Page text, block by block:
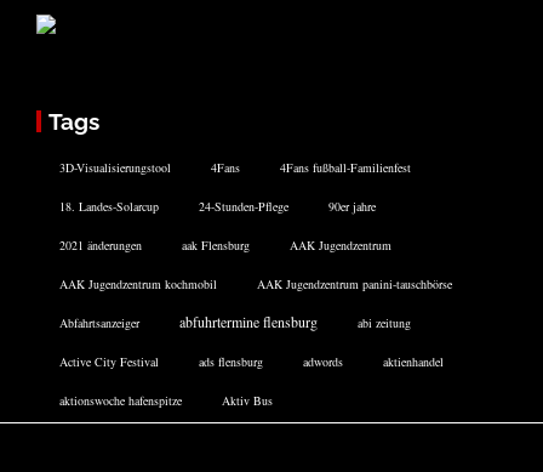
Tags
3D-Visualisierungstool 4Fans 4Fans fußball-Familienfest
18. Landes-Solarcup 24-Stunden-Pflege 90er jahre
2021 änderungen aak Flensburg AAK Jugendzentrum
AAK Jugendzentrum kochmobil AAK Jugendzentrum panini-tauschbörse
Abfahrtsanzeiger abfuhrtermine flensburg abi zeitung
Active City Festival ads flensburg adwords aktienhandel
aktionswoche hafenspitze Aktiv Bus